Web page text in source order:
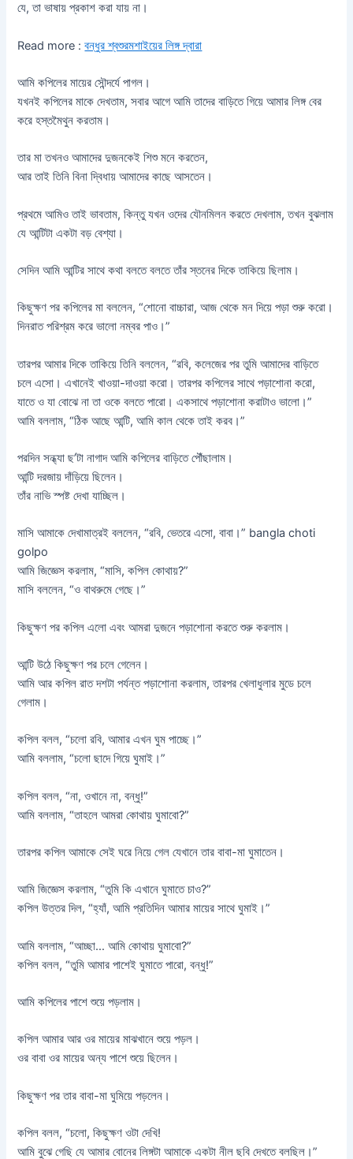
যে, তা ভাষায় প্রকাশ করা যায় না।
Read more :বন্ধুর শ্বশুরমশাইয়ের লিঙ্গ দ্বারা
আমি কপিলের মায়ের সৌন্দর্যে পাগল।
যখনই কপিলের মাকে দেখতাম, সবার আগে আমি তাদের বাড়িতে গিয়ে আমার লিঙ্গ বের
করে হস্তমৈথুন করতাম।
তার মা তখনও আমাদের দুজনকেই শিশু মনে করতেন,
আর তাই তিনি বিনা দ্বিধায় আমাদের কাছে আসতেন।
প্রথমে আমিও তাই ভাবতাম, কিন্তু যখন ওদের যৌনমিলন করতে দেখলাম, তখন বুঝলাম
যে আন্টিটা একটা বড় বেশ্যা।
সেদিন আমি আন্টির সাথে কথা বলতে বলতে তাঁর স্তনের দিকে তাকিয়ে ছিলাম।
কিছুক্ষণ পর কপিলের মা বললেন, “শোনো বাচ্চারা, আজ থেকে মন দিয়ে পড়া শুরু করো।
দিনরাত পরিশ্রম করে ভালো নম্বর পাও।”
তারপর আমার দিকে তাকিয়ে তিনি বললেন, “রবি, কলেজের পর তুমি আমাদের বাড়িতে
চলে এসো। এখানেই খাওয়া-দাওয়া করো। তারপর কপিলের সাথে পড়াশোনা করো,
যাতে ও যা বোঝে না তা ওকে বলতে পারো। একসাথে পড়াশোনা করাটাও ভালো।”
আমি বললাম, “ঠিক আছে আন্টি, আমি কাল থেকে তাই করব।”
পরদিন সন্ধ্যা ছ’টা নাগাদ আমি কপিলের বাড়িতে পৌঁছালাম।
আন্টি দরজায় দাঁড়িয়ে ছিলেন।
তাঁর নাভি স্পষ্ট দেখা যাচ্ছিল।
মাসি আমাকে দেখামাত্রই বললেন, “রবি, ভেতরে এসো, বাবা।” bangla choti
golpo
আমি জিজ্ঞেস করলাম, “মাসি, কপিল কোথায়?”
মাসি বললেন, “ও বাথরুমে গেছে।”
কিছুক্ষণ পর কপিল এলো এবং আমরা দুজনে পড়াশোনা করতে শুরু করলাম।
আন্টি উঠে কিছুক্ষণ পর চলে গেলেন।
আমি আর কপিল রাত দশটা পর্যন্ত পড়াশোনা করলাম, তারপর খেলাধুলার মুডে চলে
গেলাম।
কপিল বলল, “চলো রবি, আমার এখন ঘুম পাচ্ছে।”
আমি বললাম, “চলো ছাদে গিয়ে ঘুমাই।”
কপিল বলল, “না, ওখানে না, বন্ধু!”
আমি বললাম, “তাহলে আমরা কোথায় ঘুমাবো?”
তারপর কপিল আমাকে সেই ঘরে নিয়ে গেল যেখানে তার বাবা-মা ঘুমাতেন।
আমি জিজ্ঞেস করলাম, “তুমি কি এখানে ঘুমাতে চাও?”
কপিল উত্তর দিল, “হ্যাঁ, আমি প্রতিদিন আমার মায়ের সাথে ঘুমাই।”
আমি বললাম, “আচ্ছা… আমি কোথায় ঘুমাবো?”
কপিল বলল, “তুমি আমার পাশেই ঘুমাতে পারো, বন্ধু!”
আমি কপিলের পাশে শুয়ে পড়লাম।
কপিল আমার আর ওর মায়ের মাঝখানে শুয়ে পড়ল।
ওর বাবা ওর মায়ের অন্য পাশে শুয়ে ছিলেন।
কিছুক্ষণ পর তার বাবা-মা ঘুমিয়ে পড়লেন।
কপিল বলল, “চলো, কিছুক্ষণ ওটা দেখি!
আমি বুঝে গেছি যে আমার বোনের লিঙ্গটা আমাকে একটা নীল ছবি দেখতে বলছিল।”